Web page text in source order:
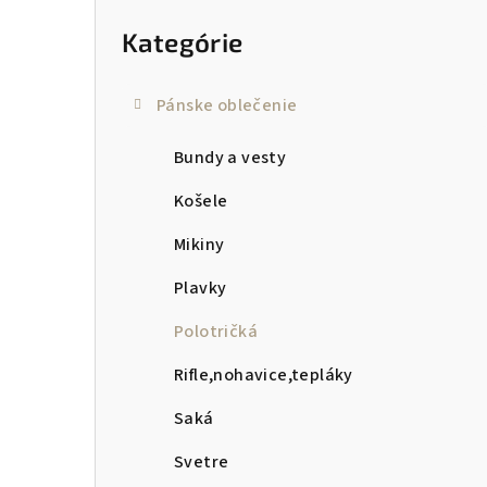
Kategórie
Pánske oblečenie
Bundy a vesty
Košele
Mikiny
Plavky
Polotričká
Rifle,nohavice,tepláky
Saká
Svetre